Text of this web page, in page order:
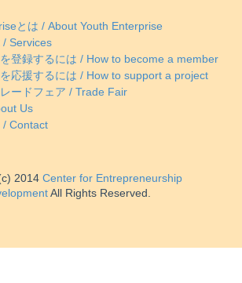
とは / About Youth Enterprise
/ Services
登録するには / How to become a member
応援するには / How to support a project
ードフェア / Trade Fair
Us
/ Contact
2014 Center for Entrepreneurship
All Rights Reserved.